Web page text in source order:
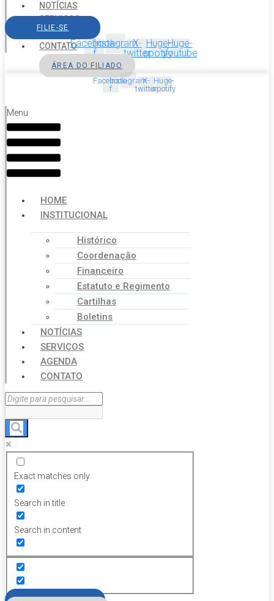
NOTÍCIAS
SERVIÇOS
AGENDA
CONTATO
FILIE-SE
Facebook-
f
InstagramX-
twitter
Huge-
spotify
Huge-
youtube
ÁREA DO FILIADO
Facebook-
f
InstagramX-
twitter
Huge-
spotify
Menu
HOME
INSTITUCIONAL
Histórico
Coordenação
Financeiro
Estatuto e Regimento
Cartilhas
Boletins
NOTÍCIAS
SERVIÇOS
AGENDA
CONTATO
Exact matches only
Search in title
Search in content